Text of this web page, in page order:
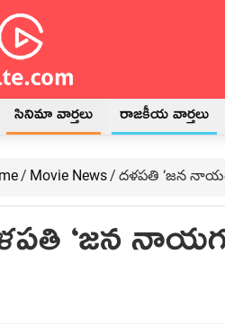
సినిమా వార్తలు రాజకీయ వార్తలు
/ Movie News/ దళపతి ‘జన
‘జన